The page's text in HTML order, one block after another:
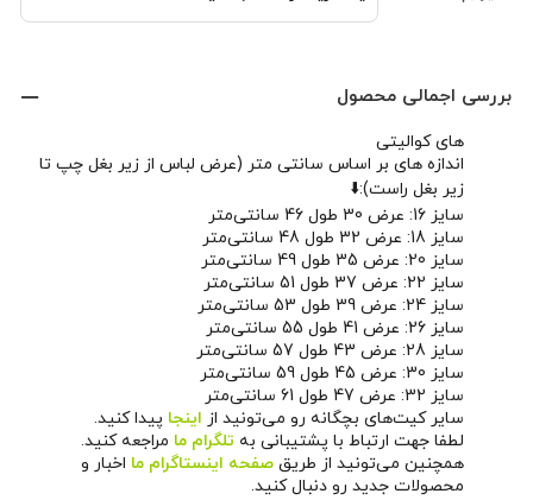
بررسی اجمالی محصول
های کوالیتی
اندازه های بر اساس سانتی متر (عرض لباس از زیر بغل چپ تا
زیر بغل راست):⬇️
سایز 16: عرض 30 طول 46 سانتی‌متر
سایز 18: عرض 32 طول 48 سانتی‌متر
سایز 20: عرض 35 طول 49 سانتی‌متر
سایز 22: عرض 37 طول 51 سانتی‌متر
سایز 24: عرض 39 طول 53 سانتی‌متر
سایز 26: عرض 41 طول 55 سانتی‌متر
سایز 28: عرض 43 طول 57 سانتی‌متر
سایز 30: عرض 45 طول 59 سانتی‌متر
سایز 32: عرض 47 طول 61 سانتی‌متر
سایر کیت‌های بچگانه رو می‌تونید از اینجا پیدا کنید.
لطفا جهت ارتباط با پشتیبانی به تلگرام ما مراجعه کنید.
همچنین می‌تونید از طریق صفحه اینستاگرام ما اخبار و
محصولات جدید رو دنبال کنید.